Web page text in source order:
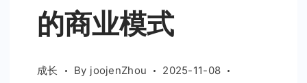
的商业模式
成长 By joojenZhou
2025-11-08